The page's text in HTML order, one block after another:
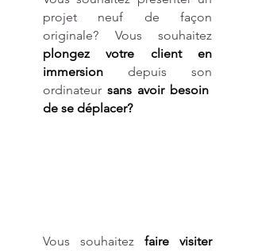
projet neuf de façon
originale? Vous souhaitez
plongez votre client en
immersion depuis son
ordinateur sans avoir besoin
de se déplacer?
Vous souhaitez faire visiter